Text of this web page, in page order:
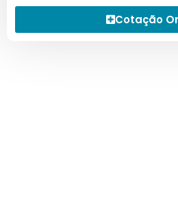
Cotação